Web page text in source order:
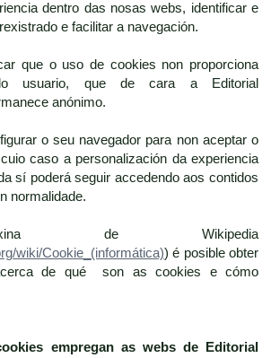
dentro das nosas webs, identificar e
e facilitar a navegación.
que o uso de cookies non proporciona
usuario, que de cara a Editorial
anónimo.
o seu navegador para non aceptar o
caso a personalización da experiencia
sí poderá seguir accedendo aos contidos
normalidade.
de Wikipedia
wiki/Cookie_(informática)) é posible obter
de qué son as cookies e cómo
empregan as webs de
Editorial